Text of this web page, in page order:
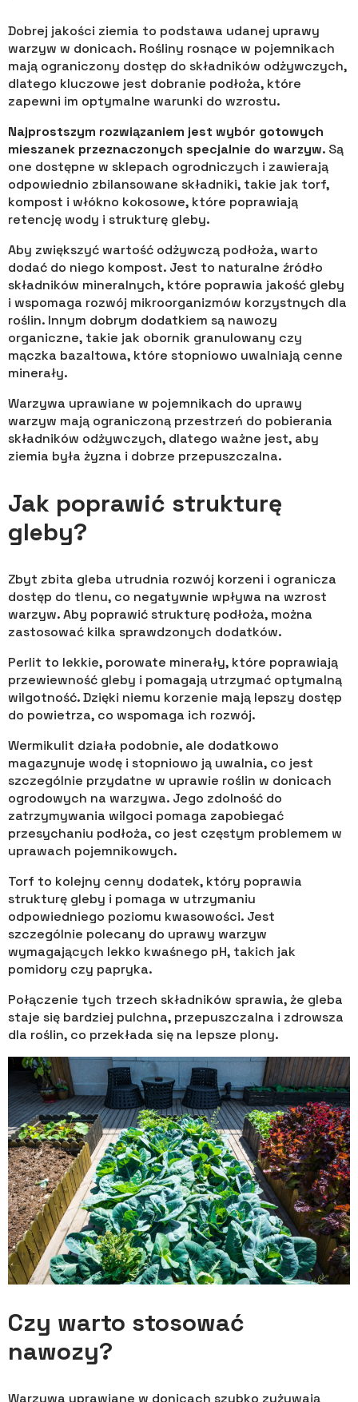
Dobrej jakości ziemia to podstawa udanej uprawy
warzyw w donicach. Rośliny rosnące w pojemnikach
mają ograniczony dostęp do składników odżywczych,
dlatego kluczowe jest dobranie podłoża, które
zapewni im optymalne warunki do wzrostu.
Najprostszym rozwiązaniem jest wybór gotowych
mieszanek przeznaczonych specjalnie do warzyw. Są
one dostępne w sklepach ogrodniczych i zawierają
odpowiednio zbilansowane składniki, takie jak torf,
kompost i włókno kokosowe, które poprawiają
retencję wody i strukturę gleby.
Aby zwiększyć wartość odżywczą podłoża, warto
dodać do niego kompost. Jest to naturalne źródło
składników mineralnych, które poprawia jakość gleby
i wspomaga rozwój mikroorganizmów korzystnych dla
roślin. Innym dobrym dodatkiem są nawozy
organiczne, takie jak obornik granulowany czy
mączka bazaltowa, które stopniowo uwalniają cenne
minerały.
Warzywa uprawiane w pojemnikach do uprawy
warzyw mają ograniczoną przestrzeń do pobierania
składników odżywczych, dlatego ważne jest, aby
ziemia była żyzna i dobrze przepuszczalna.
Jak poprawić strukturę
gleby?
Zbyt zbita gleba utrudnia rozwój korzeni i ogranicza
dostęp do tlenu, co negatywnie wpływa na wzrost
warzyw. Aby poprawić strukturę podłoża, można
zastosować kilka sprawdzonych dodatków.
Perlit to lekkie, porowate minerały, które poprawiają
przewiewność gleby i pomagają utrzymać optymalną
wilgotność. Dzięki niemu korzenie mają lepszy dostęp
do powietrza, co wspomaga ich rozwój.
Wermikulit działa podobnie, ale dodatkowo
magazynuje wodę i stopniowo ją uwalnia, co jest
szczególnie przydatne w uprawie roślin w donicach
ogrodowych na warzywa. Jego zdolność do
zatrzymywania wilgoci pomaga zapobiegać
przesychaniu podłoża, co jest częstym problemem w
uprawach pojemnikowych.
Torf to kolejny cenny dodatek, który poprawia
strukturę gleby i pomaga w utrzymaniu
odpowiedniego poziomu kwasowości. Jest
szczególnie polecany do uprawy warzyw
wymagających lekko kwaśnego pH, takich jak
pomidory czy papryka.
Połączenie tych trzech składników sprawia, że gleba
staje się bardziej pulchna, przepuszczalna i zdrowsza
dla roślin, co przekłada się na lepsze plony.
Czy warto stosować
nawozy?
Warzywa uprawiane w donicach szybko zużywają